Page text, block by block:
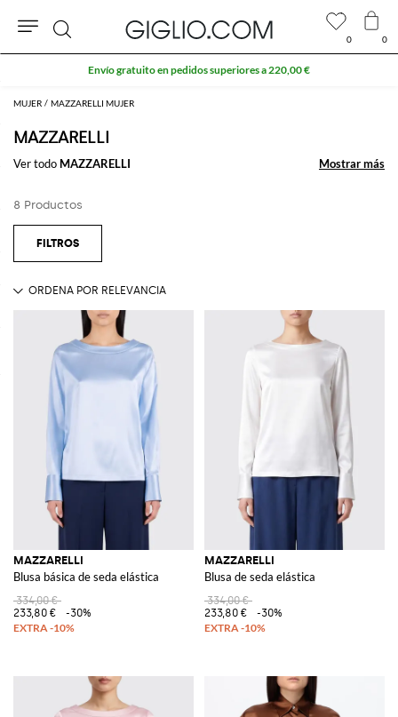
MUJER MAZZARELLI MUJER
MAZZARELLI
Ver todo MAZZARELLI Mostrar más
Mostrar más
8 Productos
MAZZARELLI
Blusa básica de seda elástica
334,00 €
233,80 €
-30%
MAZZARELLI
Blusa de seda elástica
334,00 €
233,80 €
-30%
0 0
Buscar
Envío gratuito en pedidos superiores a 220,00 €